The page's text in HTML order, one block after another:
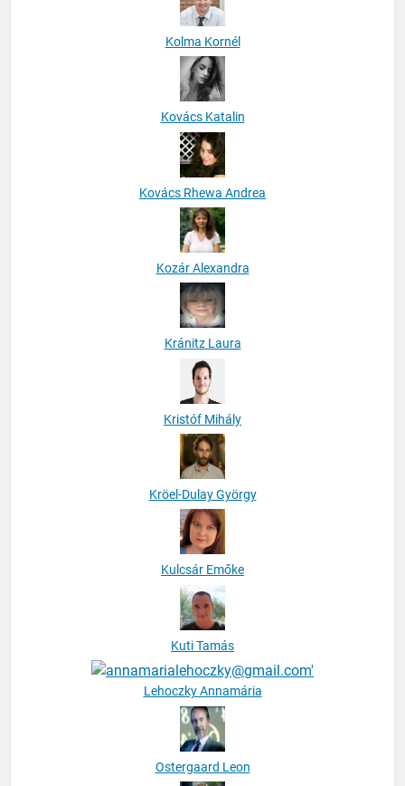
Kolma Kornél
Kovács Katalin
Kovács Rhewa Andrea
Kozár Alexandra
Kránitz Laura
Kristóf Mihály
Kröel-Dulay György
Kulcsár Emőke
Kuti Tamás
Lehoczky Annamária
Ostergaard Leon